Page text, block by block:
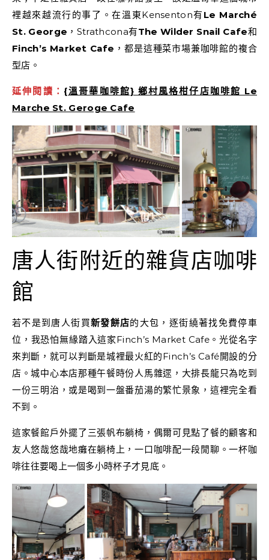
裡越來越流行的事了。在溫東Kensenton有 Le Marché
St. George ，Strathcona有The Wilder Snail Cafe和
Finch’s Market Cafe ，都是這種菜市場兼咖啡館的複合
型店。
延伸閱讀： {溫哥華咖啡館} 鄉村風格柑仔店咖啡館 Le
Marche St. Geroge Cafe
唐人街附近的雜貨店咖啡
館
若不是到唐人街買新發餅店的大包，逐街繞著找免費停車
位，我恐怕無緣踏入這家Finch’s Market Cafe。光從名字
來判斷，就可以判斷是城裡最火紅的Finch’s Café開設的分
店。城中心本店那種午餐時份人馬雜遝，大排長龍只為吃到
一份三明治，或是喝到一盤番茄湯的繁忙景象，這裡完全看
不到。
這家餐館戶外擺了三張帆布躺椅，偶爾可見點了餐的顧客和
友人悠哉悠哉地癱在躺椅上，一口咖啡配一段閒聊。一杯咖
啡往往要喝上一個多小時杯子才見底。